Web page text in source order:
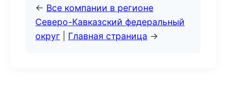
← Все компании в регионе
Северо-Кавказский федеральный
округ
Главная страница →